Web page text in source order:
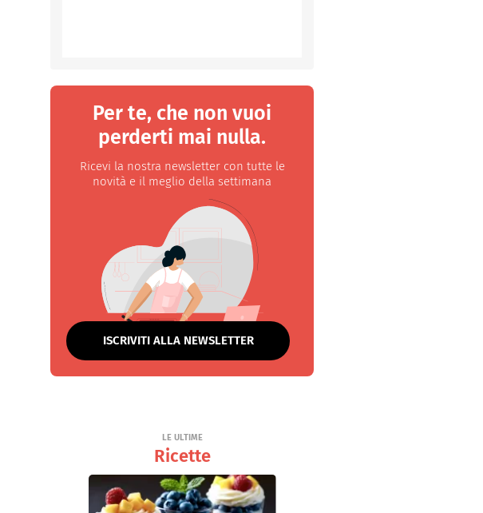
Per te, che non vuoi
perderti mai nulla.
Ricevi la nostra newsletter con tutte le
novità e il meglio della settimana
ISCRIVITI ALLA NEWSLETTER
LE ULTIME
Ricette